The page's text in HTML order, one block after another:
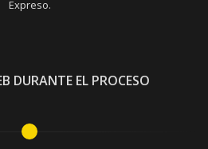
Expreso.
DURANTE EL PROCESO